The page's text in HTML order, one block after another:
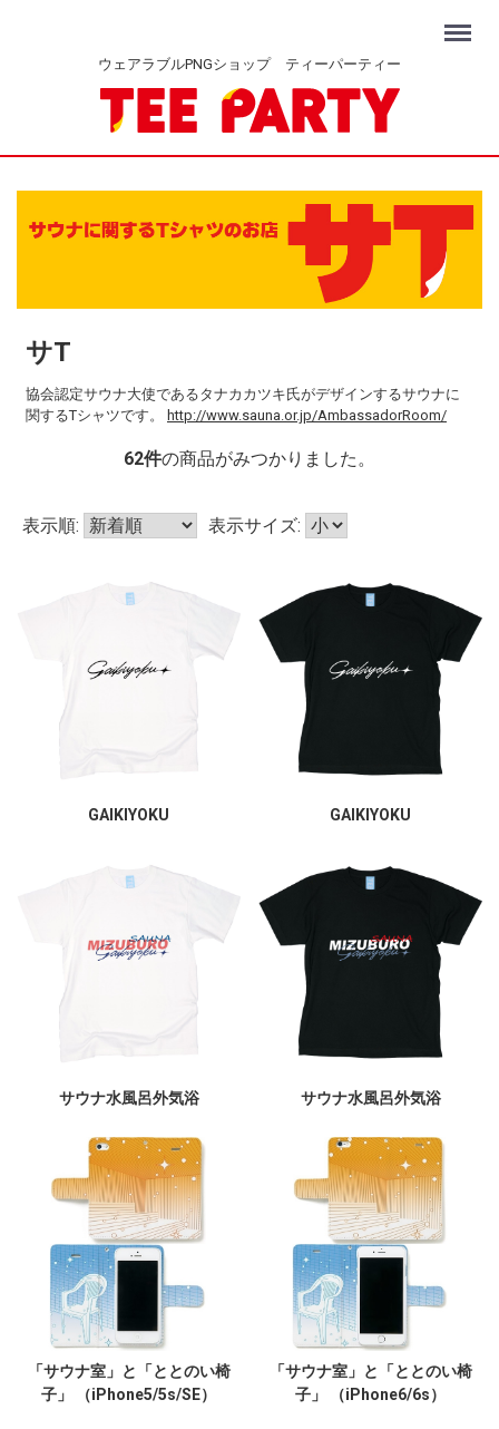
ウェアラブルPNGショップ ティーパーティー
Menu
サT
協会認定サウナ大使であるタナカカツキ氏がデザインするサウナに
関するTシャツです。
http://www.sauna.or.jp/AmbassadorRoom/
62件の商品がみつかりました。
表示順: 表示サイズ:
GAIKIYOKU GAIKIYOKU
サウナ水風呂外気浴 サウナ水風呂外気浴
「サウナ室」と「ととのい椅
子」 （iPhone5/5s/SE）
「サウナ室」と「ととのい椅
子」 （iPhone6/6s）